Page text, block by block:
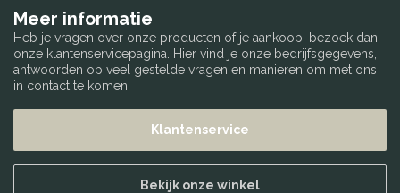
Meer informatie
Heb je vragen over onze producten of je aankoop, bezoek dan
onze klantenservicepagina. Hier vind je onze bedrijfsgegevens,
antwoorden op veel gestelde vragen en manieren om met ons
in contact te komen.
Klantenservice
Bekijk onze winkel